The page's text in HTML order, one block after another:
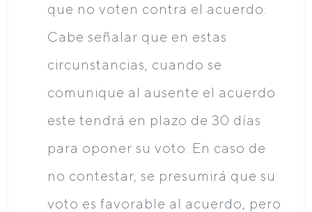
que no voten contra el acuerdo.
Cabe señalar que en estas
circunstancias, cuando se
comunique al ausente el acuerdo
este tendrá en plazo de 30 días
para oponer su voto. En caso de
no contestar, se presumirá que su
voto es favorable al acuerdo, pero